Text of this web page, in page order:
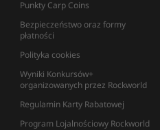
Punkty Carp Coins
Bezpieczeństwo oraz formy
płatności
Polityka cookies
Wyniki Konkursów+
organizowanych przez Rockworld
Regulamin Karty Rabatowej
Program Lojalnościowy Rockworld